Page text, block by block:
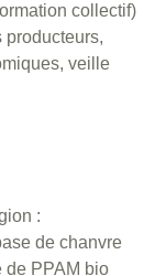
collectif)
producteurs,
veille
:
de chanvre
de PPAM bio